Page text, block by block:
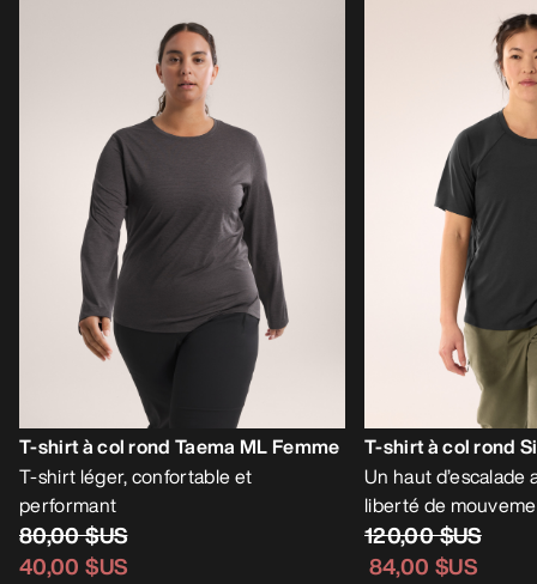
T-shirt à col rond Taema ML Femme
T-shirt léger, confortable et
performant
80,00 $US
40,00 $US
T-shirt à col rond
Un haut
liberté de
120,00 $US
84,00 $US